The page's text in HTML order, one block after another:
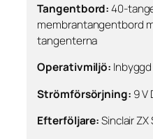
Tangentbord:40-
membrantangentbord
tangenterna
Operativmiljö: Inbyggd
Strömförsörjning: 9 V
Efterföljare:Sinclair